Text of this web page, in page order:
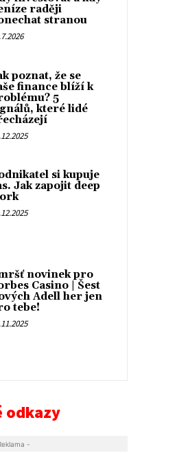
raději
stranou
poznat, že se
finance blíží k
5
které lidé
si kupuje
Jak zapojit deep
novinek pro
Casino | Šest
Adell her jen
tebe!
odkazy
-